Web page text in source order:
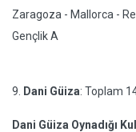
Zaragoza - Mallorca -
Gençlik A
9. Dani Güiza: Toplam
Dani Güiza Oynadığı